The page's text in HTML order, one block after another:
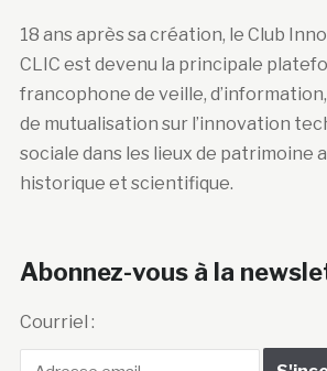
18 ans après sa création, le Club
CLIC est devenu la principale
francophone de veille,
de mutualisation sur l’innovation
sociale dans les lieux de patrimoine
historique et scientifique.
Abonnez-vous à la
Courriel :